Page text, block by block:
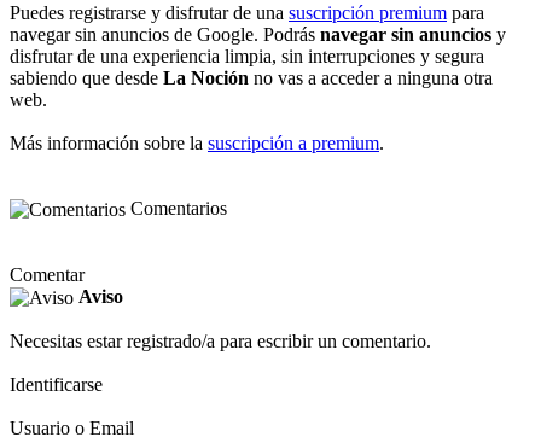
Puedes registrarse y disfrutar de una suscripción premium para
navegar sin anuncios de Google. Podrás navegar sin anuncios y
disfrutar de una experiencia limpia, sin interrupciones y segura
sabiendo que desde La Noción no vas a acceder a ninguna otra
web.
Más información sobre la suscripción a premium.
Comentarios
Comentar
Aviso
Necesitas estar registrado/a para escribir un comentario.
Identificarse
Usuario o Email